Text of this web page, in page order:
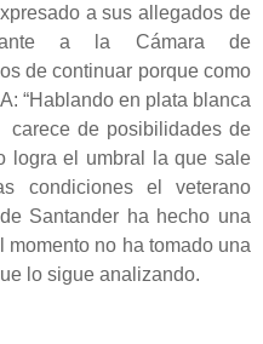
a sus allegados de
a la Cámara de
de continuar porque como
“Hablando en plata blanca
carece de posibilidades de
logra el umbral la que sale
condiciones el veterano
Santander ha hecho una
momento no ha tomado una
lo sigue analizando.